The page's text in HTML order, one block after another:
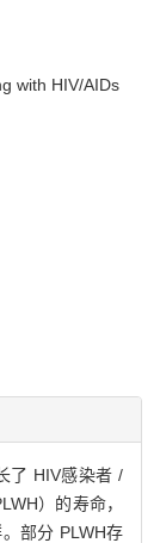
with HIV/AIDs
了 HIV感染者 /
）的寿命，
部分 PLWH存